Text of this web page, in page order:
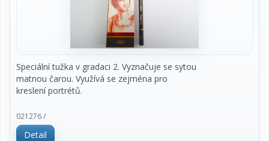
Speciální tužka v gradaci 2. Vyznačuje se sytou
matnou čarou. Využívá se zejména pro
kreslení portrétů.
cena za 1 kus
021276 /
Detail